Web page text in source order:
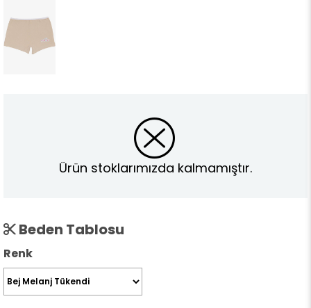
Ürün stoklarımızda kalmamıştır.
Beden Tablosu
Renk